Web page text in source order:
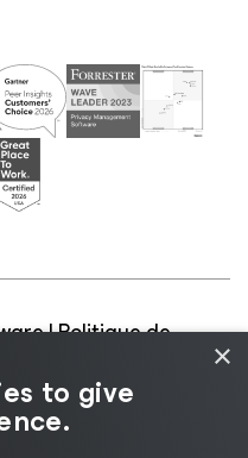
|Politique de
|
de licences
fournisseurs
×
to give